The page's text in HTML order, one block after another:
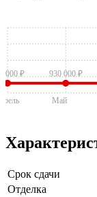
000 ₽ 930 000 ₽
Май
Срок сдачи
Отделка